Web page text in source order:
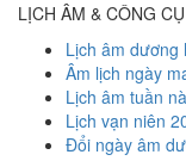
LỊCH ÂM & CÔNG CỤ
Lịch âm dương
Âm lịch ngày
Lịch âm tuần
Lịch vạn niên
Đổi ngày âm